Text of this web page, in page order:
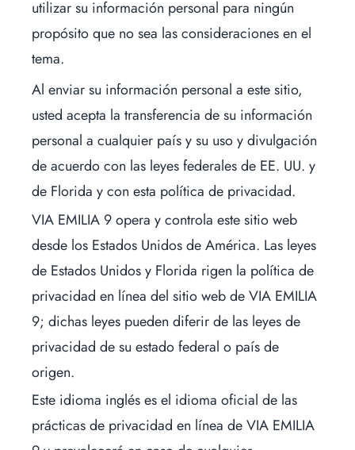
utilizar su información personal para ningún
propósito que no sea las consideraciones en el
tema.
Al enviar su información personal a este sitio,
usted acepta la transferencia de su información
personal a cualquier país y su uso y divulgación
de acuerdo con las leyes federales de EE. UU. y
de Florida y con esta política de privacidad.
VIA EMILIA 9 opera y controla este sitio web
desde los Estados Unidos de América. Las leyes
de Estados Unidos y Florida rigen la política de
privacidad en línea del sitio web de VIA EMILIA
9; dichas leyes pueden diferir de las leyes de
privacidad de su estado federal o país de
origen.
Este idioma inglés es el idioma oficial de las
prácticas de privacidad en línea de VIA EMILIA